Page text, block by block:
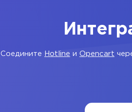
Соедините Hotline и Opencart